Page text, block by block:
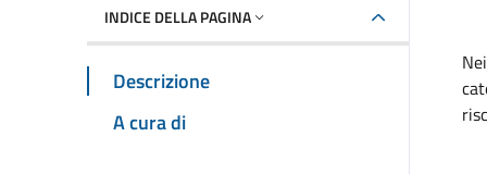
INDICE DELLA PAGINA
Descrizione
A cura di